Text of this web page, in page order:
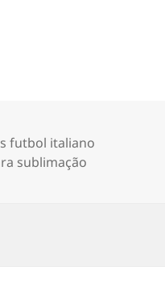
futbol italiano
sublimação